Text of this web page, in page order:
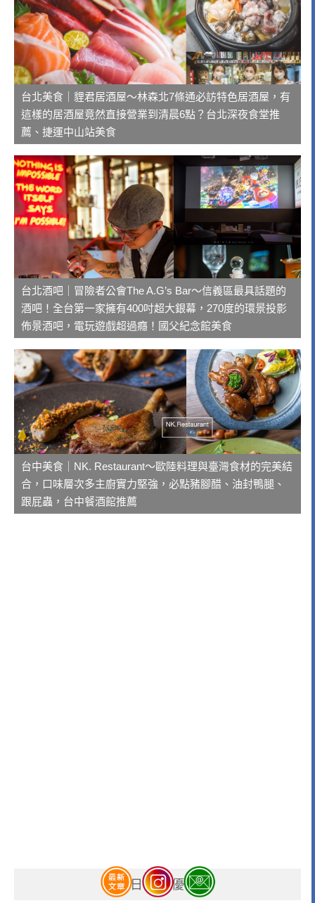
台北美食｜貍君居酒屋～林森北7條通必訪特色居酒屋，有
這樣的居酒屋竟然直接營業到清晨6點？台北深夜食堂推
薦、捷運中山站美食
台北酒吧｜冒險者公會The A.G’s Bar～信義區最具話題的
酒吧！全台第一家擁有400吋超大銀幕，270度的環景投影
佈景酒吧，電玩遊戲超過癮！國父紀念館美食
台中美食｜NK. Restaurant～歐陸料理與臺灣食材的完美結
合，口味層次多主廚實力堅強，必點豬腳醋、油封鴨腿、
跟屁蟲，台中餐酒館推薦
今日訂房優惠